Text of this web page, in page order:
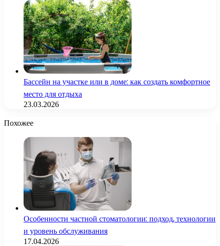
Бассейн на участке или в доме: как создать комфортное
место для отдыха
23.03.2026
Похожее
Особенности частной стоматологии: подход, технологии
и уровень обслуживания
17.04.2026